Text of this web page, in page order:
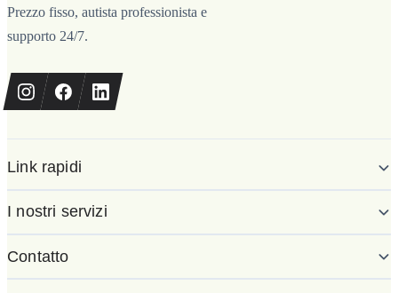
Prezzo fisso, autista professionista e
supporto 24/7.
Link rapidi
I nostri servizi
Contatto